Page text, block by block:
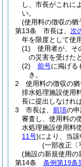
し、市長がこれに
い。
(使用料の徴収の猶
第13条
市長は、 次
年を限度として使
(1)
使用者が、そ
の災害を受けた
(2)
前号に掲げる
き。
2
使用料の徴収の
排水処理施設使用
長に提出しなけれ
3
市長は、 前項の
審査し、使用料の
水処理施設使用料
11号)により、当該
(一部改正〔
(施設の新規使用の
第14条
条例第19条